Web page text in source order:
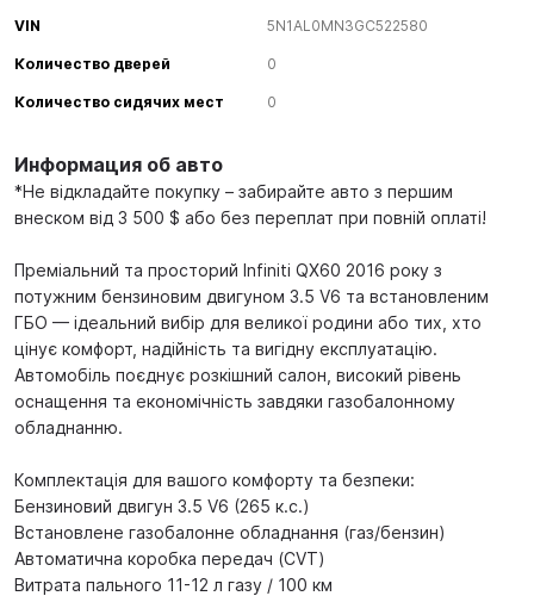
Информация об авто
*Не відкладайте покупку – забирайте авто з першим
внеском від 3 500 $ або без переплат при повній оплаті!
Преміальний та просторий Infiniti QX60 2016 року з
потужним бензиновим двигуном 3.5 V6 та встановленим
ГБО — ідеальний вибір для великої родини або тих, хто
цінує комфорт, надійність та вигідну експлуатацію.
Автомобіль поєднує розкішний салон, високий рівень
оснащення та економічність завдяки газобалонному
обладнанню.
Комплектація для вашого комфорту та безпеки:
Бензиновий двигун 3.5 V6 (265 к.с.)
Встановлене газобалонне обладнання (газ/бензин)
Автоматична коробка передач (CVT)
Витрата пального 11-12 л газу / 100 км
VIN 5N1AL0MN3GC522580
Количество дверей 0
Количество сидячих мест 0